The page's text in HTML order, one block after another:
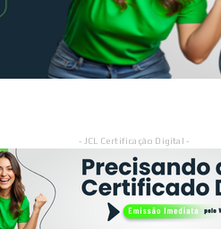
- JCL Certificação Digital -